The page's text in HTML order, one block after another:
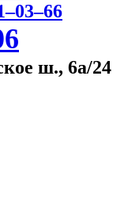
ш., 6а/24